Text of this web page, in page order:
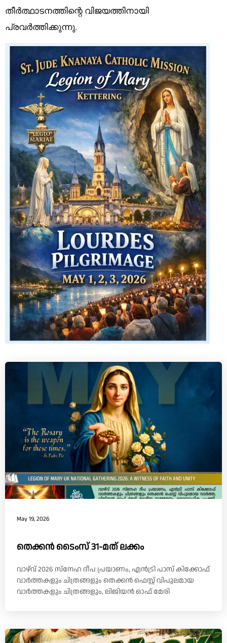
തീർത്ഥാടനത്തിന്റെ വിജയത്തിനായി
പ്രവർത്തിക്കുന്നു.
May 19, 2026
തെക്കൻ ടൈംസ് 31-മത് ലക്കം
വാഴ്‌വ് 2026 സ്നേഹ ദീപ പ്രയാണം, എൻട്രി പാസ് കിക്കോഫ്
വാർത്തകളും ചിത്രങ്ങളും തെക്കൻ ഫെസ്റ്റ് വിപുലമായ
വാർത്തകളും ചിത്രങ്ങളും, ലിജിയൻ ഓഫ് മേരി